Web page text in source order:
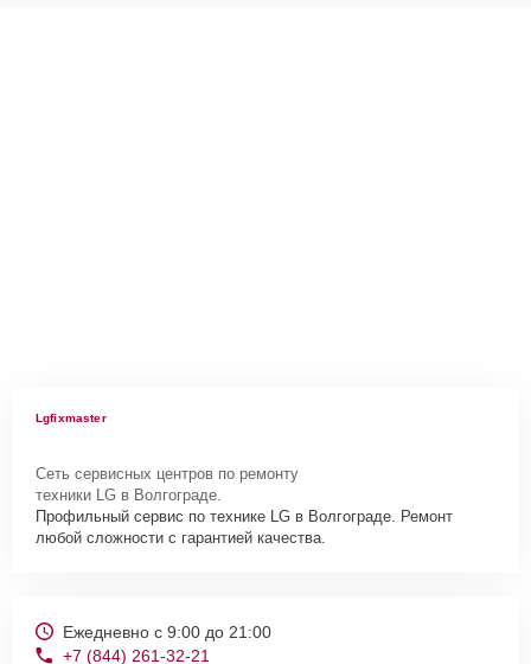
Lgfixmaster
Сеть сервисных центров по ремонту
техники LG в Волгограде.
Профильный сервис по технике LG в Волгограде. Ремонт
любой сложности с гарантией качества.
Ежедневно с 9:00 до 21:00
+7 (844) 261-32-21